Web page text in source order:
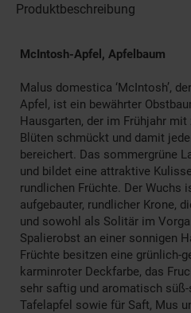
Produktbeschreibung
McIntosh-Apfel, Apfelbaum
Malus domestica ‘McIntosh’,
Apfel, ist ein bewährter
Hausgarten, der im Frühjahr
Blüten schmückt und damit
bereichert. Das sommergrüne
und bildet eine attraktive
rundlichen Früchte. Der
aufgebauter, rundlicher Krone,
und sowohl als Solitär im
Spalierobst an einer sonnigen
Früchte besitzen eine grünlich-
karminroter Deckfarbe, das
sehr saftig und aromatisch
Tafelapfel sowie für Saft, Mus